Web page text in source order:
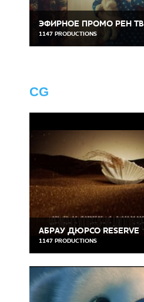
ЭФИРНОЕ ПРОМО РЕН ТВ
1147 PRODUCTIONS
CG
АБРАУ ДЮРСО RESERVE
1147 PRODUCTIONS